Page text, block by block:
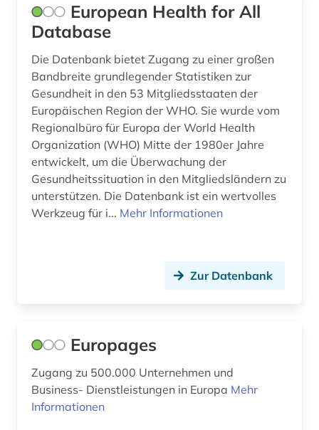
justiz (1)
karte (1)
kartellrecht (1)
katalog (4)
kennzahlen (1)
kino (1)
kirchengeschichte 500-1500 (1)
kohäsionspolitik (1)
kommunikation (2)
konzentrationslager (1)
European Health for All
Database
Die Datenbank bietet Zugang zu einer großen
Bandbreite grundlegender Statistiken zur
Gesundheit in den 53 Mitgliedsstaaten der
Europäischen Region der WHO. Sie wurde vom
Regionalbüro für Europa der World Health
Organization (WHO) Mitte der 1980er Jahre
entwickelt, um die Überwachung der
Gesundheitssituation in den Mitgliedsländern zu
unterstützen. Die Datenbank ist ein wertvolles
Werkzeug für i... Mehr Informationen
Zur Datenbank
Europages
Zugang zu 500.000 Unternehmen und
Business- Dienstleistungen in Europa Mehr
Informationen